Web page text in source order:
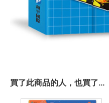
買了此商品的人，也買了...